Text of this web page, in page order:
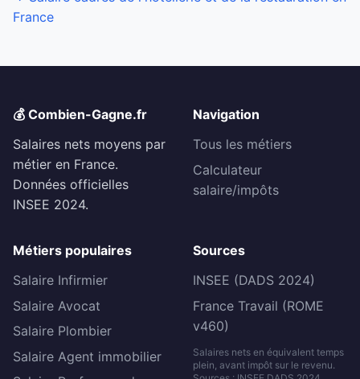
France
💰 Combien-Gagne.fr
Salaires nets moyens par
métier en France.
Données officielles
INSEE 2024.
Navigation
Tous les métiers
Calculateur
salaire/impôts
Métiers populaires
Salaire Infirmier
Salaire Avocat
Salaire Plombier
Salaire Agent immobilier
Sources
INSEE (DADS 2024)
France Travail (ROME
v460)
Salaires nets en équivalent temps
plein, avant impôt sur le revenu.